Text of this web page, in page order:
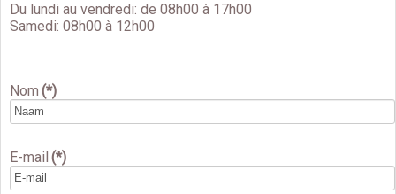
Du lundi au vendredi: de 08h00 à 17h00
Samedi: 08h00 à 12h00
Nom (*)
E-mail (*)